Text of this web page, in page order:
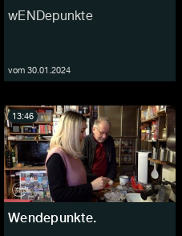
wENDepunkte
vom 30.01.2024
Wendepunkte.
13:46